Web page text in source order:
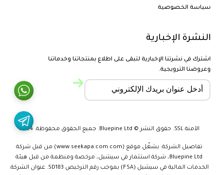
سياسة الخصوصية
النشرة الإخبارية
اشترك في نشرتنا الإخبارية لتبقى على اطلاع بمنتجاتنا وخدماتنا
وعروضنا الترويجية.
الآمنة SSL. حقوق النشر © Bluepine Ltd. جميع الحقوق محفوظة. 2024
تفاصيل الشركة: يشغّل موقع (www.seekapa.com.com) من قبل شركة
Bluepine Ltd، شركة استثمار في سيشيل، مرخصة ومنظمة من قبل هيئة
الخدمات المالية في سيشيل (FSA) بموجب رقم الترخيص SD183. عنوان الشركة: